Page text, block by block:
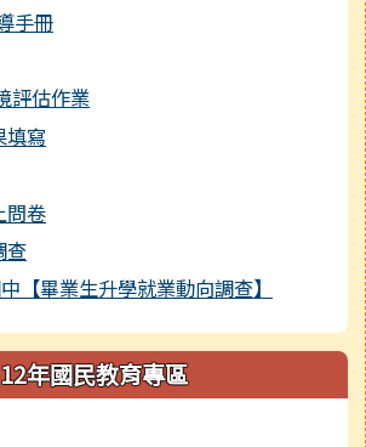
手冊
評估作業
填寫
問卷
查
【畢業生升學就業動向調查】
12年國民教育專區